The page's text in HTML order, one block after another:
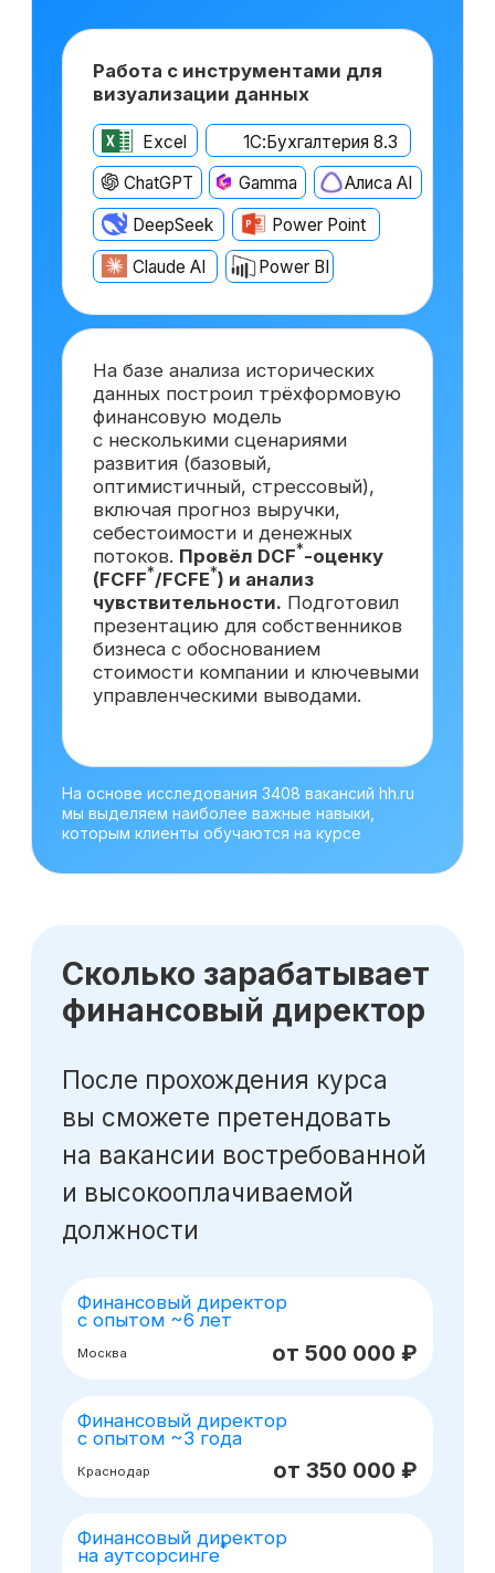
финансовый директор
После прохождения курса
на вакансии востребованной
и высокооплачиваемой
должности
Финансовый директор
с опытом ~6 лет
от 500 000 ₽
Финансовый директор
с опытом ~3 года
от 350 000 ₽
Краснодар
Финансовый директор
на аутсорсинге*
от 150 000 ₽
на консультацию
Получите бесплатный урок